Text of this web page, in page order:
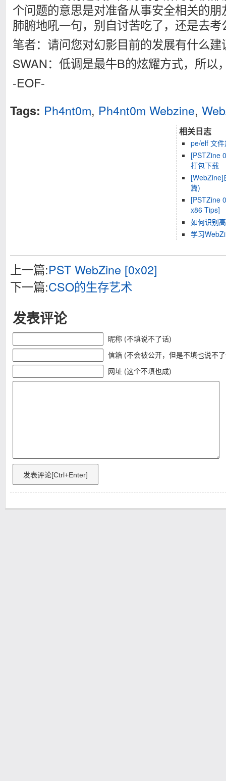
个问题的意思是对准备从事安全相关的
肺腑地吼一句，别自讨苦吃了，还是去考
笔者：请问您对幻影目前的发展有什么建
SWAN：低调是最牛B的炫耀方式，所以
-EOF-
Tags: Ph4nt0m, Ph4nt0m Webzine,
相关日志
pe/elf 文
[PSTZine
打包下载
[WebZine]
篇)
[PSTZine
x86 Tips]
如何识别
学习
上一篇:PST WebZine [0x02]
下一篇:CSO的生存艺术
发表评论
昵称 (不填说不了话)
信箱 (不会被公开，但是不填也说不
网址 (这个不填也成)